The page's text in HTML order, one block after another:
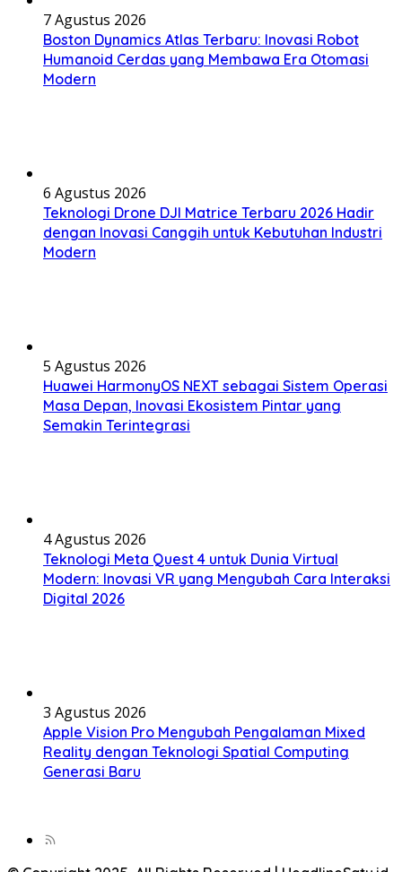
7 Agustus 2026
Boston Dynamics Atlas Terbaru: Inovasi Robot
Humanoid Cerdas yang Membawa Era Otomasi
Modern
6 Agustus 2026
Teknologi Drone DJI Matrice Terbaru 2026 Hadir
dengan Inovasi Canggih untuk Kebutuhan Industri
Modern
5 Agustus 2026
Huawei HarmonyOS NEXT sebagai Sistem Operasi
Masa Depan, Inovasi Ekosistem Pintar yang
Semakin Terintegrasi
4 Agustus 2026
Teknologi Meta Quest 4 untuk Dunia Virtual
Modern: Inovasi VR yang Mengubah Cara Interaksi
Digital 2026
3 Agustus 2026
Apple Vision Pro Mengubah Pengalaman Mixed
Reality dengan Teknologi Spatial Computing
Generasi Baru